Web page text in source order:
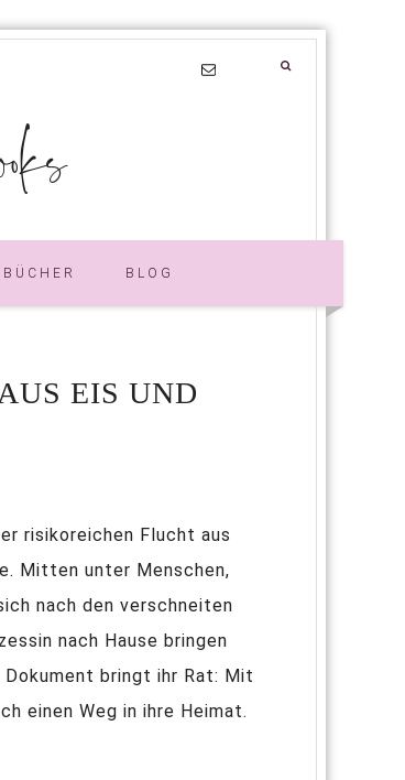
BLOG
EIS UND
risikoreichen Flucht aus
Mitten unter Menschen,
nach den verschneiten
nach Hause bringen
bringt ihr Rat: Mit
einen Weg in ihre Heimat.